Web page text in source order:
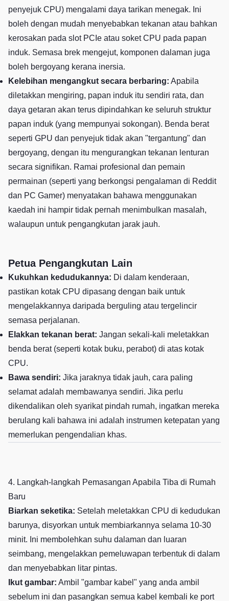
penyejuk CPU) mengalami daya tarikan menegak. Ini
boleh dengan mudah menyebabkan tekanan atau bahkan
kerosakan pada slot PCIe atau soket CPU pada papan
induk. Semasa brek mengejut, komponen dalaman juga
boleh bergoyang kerana inersia.
Kelebihan mengangkut secara berbaring: Apabila
diletakkan mengiring, papan induk itu sendiri rata, dan
daya getaran akan terus dipindahkan ke seluruh struktur
papan induk (yang mempunyai sokongan). Benda berat
seperti GPU dan penyejuk tidak akan "tergantung" dan
bergoyang, dengan itu mengurangkan tekanan lenturan
secara signifikan. Ramai profesional dan pemain
permainan (seperti yang berkongsi pengalaman di Reddit
dan PC Gamer) menyatakan bahawa menggunakan
kaedah ini hampir tidak pernah menimbulkan masalah,
walaupun untuk pengangkutan jarak jauh.
Petua Pengangkutan Lain
Kukuhkan kedudukannya: Di dalam kenderaan,
pastikan kotak CPU dipasang dengan baik untuk
mengelakkannya daripada berguling atau tergelincir
semasa perjalanan.
Elakkan tekanan berat: Jangan sekali-kali meletakkan
benda berat (seperti kotak buku, perabot) di atas kotak
CPU.
Bawa sendiri: Jika jaraknya tidak jauh, cara paling
selamat adalah membawanya sendiri. Jika perlu
dikendalikan oleh syarikat pindah rumah, ingatkan mereka
berulang kali bahawa ini adalah instrumen ketepatan yang
memerlukan pengendalian khas.
4. Langkah-langkah Pemasangan Apabila Tiba di Rumah
Baru
Biarkan seketika: Setelah meletakkan CPU di kedudukan
barunya, disyorkan untuk membiarkannya selama 10-30
minit. Ini membolehkan suhu dalaman dan luaran
seimbang, mengelakkan pemeluwapan terbentuk di dalam
dan menyebabkan litar pintas.
Ikut gambar: Ambil "gambar kabel" yang anda ambil
sebelum ini dan pasangkan semua kabel kembali ke port